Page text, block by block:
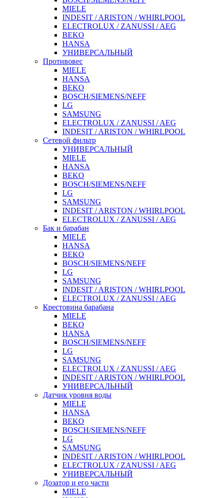
MIELE
INDESIT / ARISTON / WHIRLPOOL
ELECTROLUX / ZANUSSI / AEG
BEKO
HANSA
УНИВЕРСАЛЬНЫЙ
Противовес
MIELE
HANSA
BEKO
BOSCH/SIEMENS/NEFF
LG
SAMSUNG
ELECTROLUX / ZANUSSI / AEG
INDESIT / ARISTON / WHIRLPOOL
Сетевой фильтр
УНИВЕРСАЛЬНЫЙ
MIELE
HANSA
BEKO
BOSCH/SIEMENS/NEFF
LG
SAMSUNG
INDESIT / ARISTON / WHIRLPOOL
ELECTROLUX / ZANUSSI / AEG
Бак и барабан
MIELE
HANSA
BEKO
BOSCH/SIEMENS/NEFF
LG
SAMSUNG
INDESIT / ARISTON / WHIRLPOOL
ELECTROLUX / ZANUSSI / AEG
Крестовина барабана
MIELE
BEKO
HANSA
BOSCH/SIEMENS/NEFF
LG
SAMSUNG
ELECTROLUX / ZANUSSI / AEG
INDESIT / ARISTON / WHIRLPOOL
УНИВЕРСАЛЬНЫЙ
Датчик уровня воды
MIELE
HANSA
BEKO
BOSCH/SIEMENS/NEFF
LG
SAMSUNG
INDESIT / ARISTON / WHIRLPOOL
ELECTROLUX / ZANUSSI / AEG
УНИВЕРСАЛЬНЫЙ
Дозатор и его части
MIELE